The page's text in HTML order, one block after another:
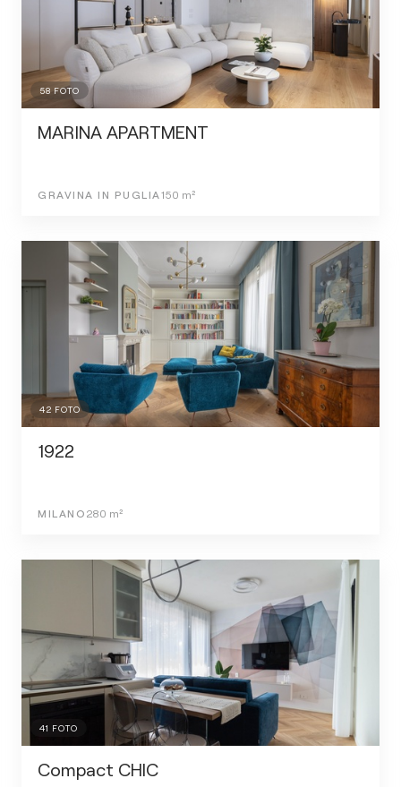
58 FOTO
MARINA APARTMENT
GRAVINA IN PUGLIA 150 m²
42 FOTO
1922
MILANO 280 m²
41 FOTO
Compact CHIC